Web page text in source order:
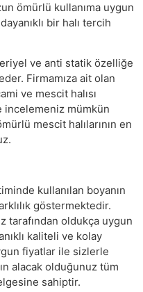
ömürlü kullanıma uygun
bir halı tercih
ve anti statik özelliğe
Firmamıza ait olan
ve mescit halısı
incelemeniz mümkün
mescit halılarının en
kullanılan boyanın
göstermektedir.
tarafından oldukça uygun
kaliteli ve kolay
fiyatlar ile sizlerle
alacak olduğunuz tüm
sahiptir.